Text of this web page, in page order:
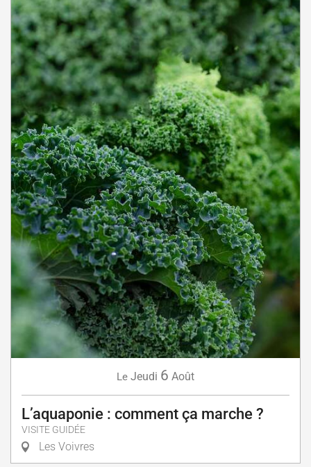
Le Jeudi 6 Août
L’aquaponie : comment ça marche ?
VISITE GUIDÉE
Les Voivres